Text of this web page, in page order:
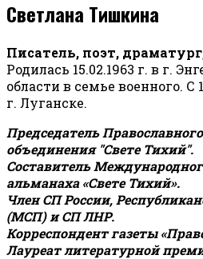
Светлана Тишкина
Писатель, поэт,
Родилась 15.02.1963 г. в г.
области в семье военного. С
г. Луганске.
Председатель
объединения "Свете Тихий".
Составитель
альманаха «Свете Тихий».
Член СП России,
(МСП) и СП ЛНР.
Корреспондент газеты
Лауреат литературной